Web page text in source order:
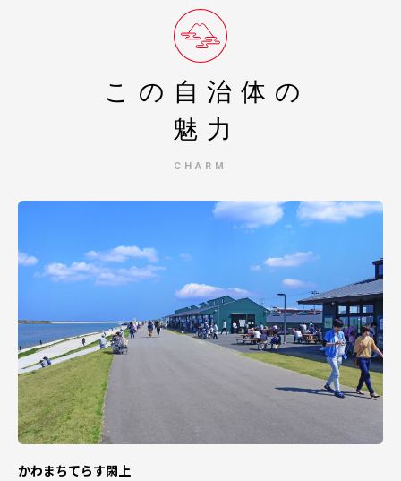
もお日にちを頂く場合もございます。何卒ご了承ください
※発送に関するご希望に添えない場合がございます。
■配送不可地域からのお申し込みについて■
配送不可地域の設定がある返礼品につきましては、後日に
お届け先ご住所の確認をしております。
配送不可地域の場合は追ってキャンセル処理とさせていた
だき、その旨のご連絡を差し上げる可能性がございます。
返礼品とは別に、後日、郵送致します。（※1月の寄附は2
月より発送）
「寄附金受領証明書」は控除の適用を受けるために必要な
書類です。ワンストップ特例申請の有無に関わらず、処分
や紛失等しないよう、大切に保管をお願いします。
■ワンストップ特例申請書について
お申し込み時にワンストップ申請について「希望する」を
ご選択いただいた方にのみ、寄附金受領証明書と一緒に郵
送いたします。
この自治体の
魅力
CHARM
かわまちてらす閖上